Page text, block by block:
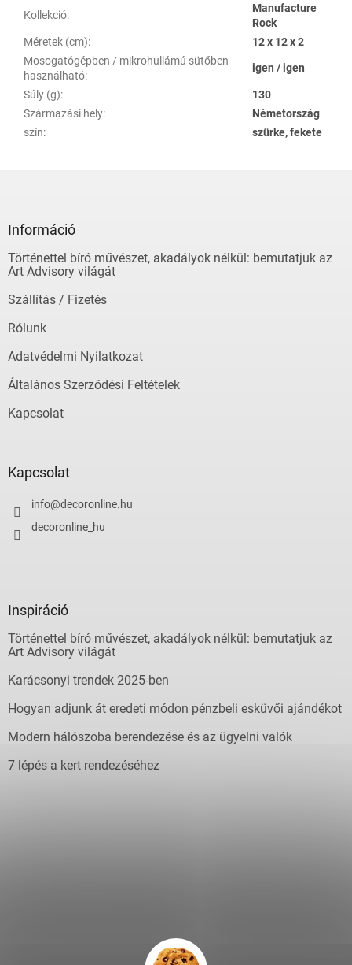
Kollekció:
Manufacture
Rock
Méretek (cm):
12 x 12 x 2
Mosogatógépben / mikrohullámú sütőben
használható:
igen / igen
Súly (g):
130
Származási hely:
Németország
szín: szürke, fekete
Információ
Történettel bíró művészet, akadályok nélkül: bemutatjuk az
Art Advisory világát
Szállítás / Fizetés
Rólunk
Adatvédelmi Nyilatkozat
Általános Szerződési Feltételek
Kapcsolat
Kapcsolat
info@decoronline.hu
decoronline_hu
Inspiráció
Történettel bíró művészet, akadályok nélkül: bemutatjuk az
Art Advisory világát
Karácsonyi trendek 2025-ben
Hogyan adjunk át eredeti módon pénzbeli esküvői ajándékot
Modern hálószoba berendezése és az ügyelni valók
7 lépés a kert rendezéséhez